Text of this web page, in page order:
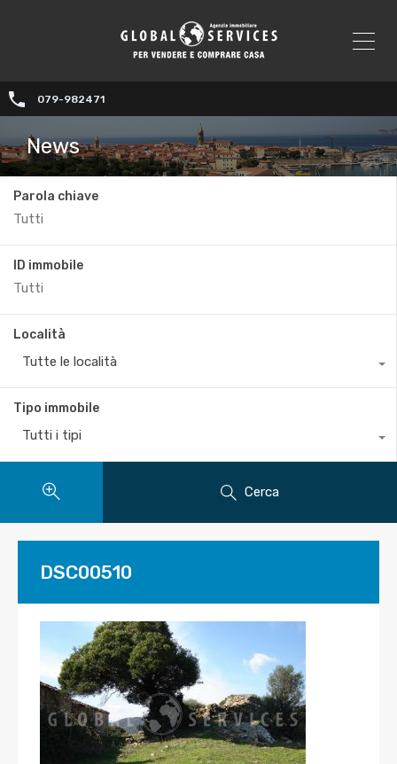
079-982471
News
Parola chiave
ID immobile
Località
Tutte le località
Tipo immobile
Tutti i tipi
Cerca
DSC00510